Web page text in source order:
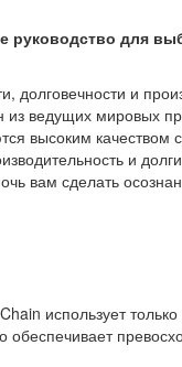
руководство для
долговечности и
ведущих мировых
высоким
и
вам сделать
использует